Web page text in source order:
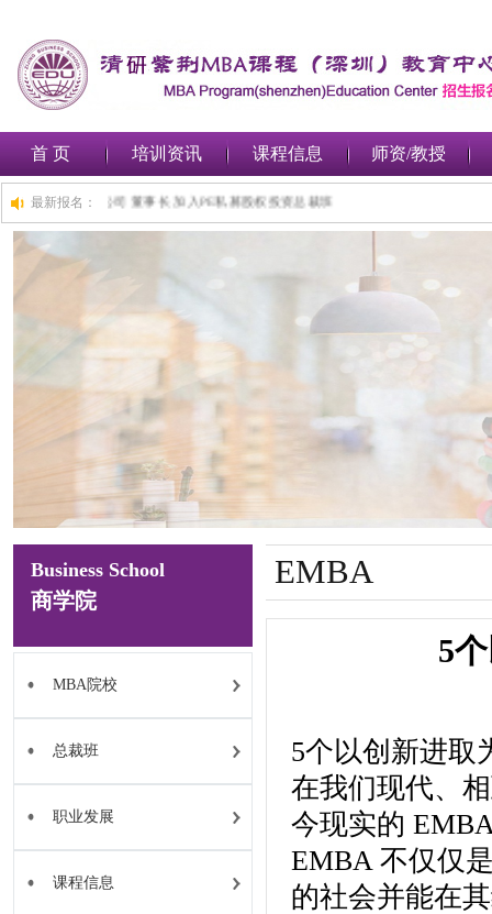
首 页 培训资讯 课程信息 师资/教授
最新报名：
***金融集团有限公司 董事长 加入PE私募股权投资总裁班
Business School
商学院
MBA院校
总裁班
职业发展
课程信息
EMBA
5
5个以创新进取
在我们现代、
今现实的
EMBA 不仅仅
的社会并能在